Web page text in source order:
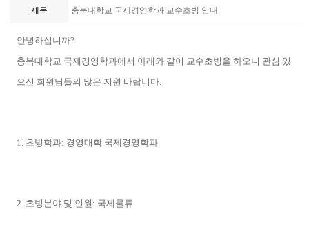
제목 충북대학교 국제경영학과 교수초빙 안내
안녕하십니까?
충북대학교 국제경영학과에서 아래와 같이 교수초빙을 하오니 관심 있
으신 회원님들의 많은 지원 바랍니다.
1. 초빙학과: 경영대학 국제경영학과
2. 초빙분야 및 인원 : 국제물류